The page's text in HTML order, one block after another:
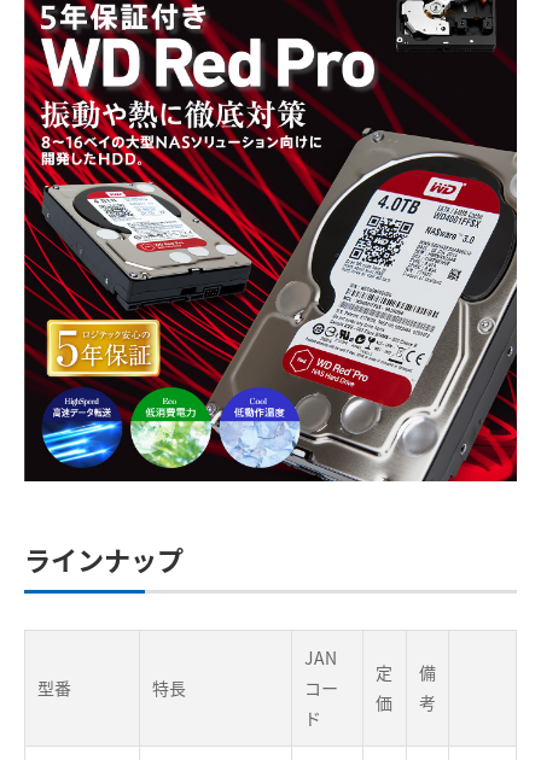
ラインナップ
型番 特長
JAN
コー
ド
定
価
備
考